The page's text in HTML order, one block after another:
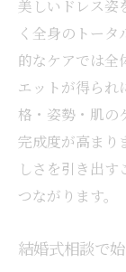
美しいドレス姿
く全身のトー
的なケアでは全
エットが得られ
格・姿勢・肌の
完成度が高まり
しさを引き出
つながります。
結婚式相談で